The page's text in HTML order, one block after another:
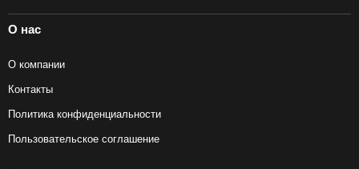
О нас
О компании
Контакты
Политика конфиденциальности
Пользовательское соглашение